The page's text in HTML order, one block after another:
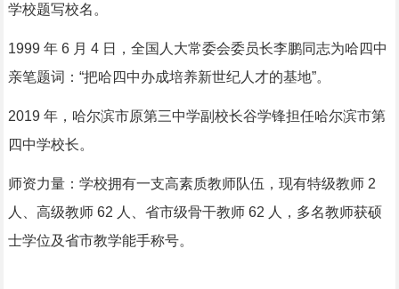
学校题写校名。
1999 年 6 月 4 日，全国人大常委会委员长李鹏同志为哈四中
亲笔题词：“把哈四中办成培养新世纪人才的基地”。
2019 年，哈尔滨市原第三中学副校长谷学锋担任哈尔滨市第
四中学校长。
师资力量：学校拥有一支高素质教师队伍，现有特级教师 2
人、高级教师 62 人、省市级骨干教师 62 人，多名教师获硕
士学位及省市教学能手称号。